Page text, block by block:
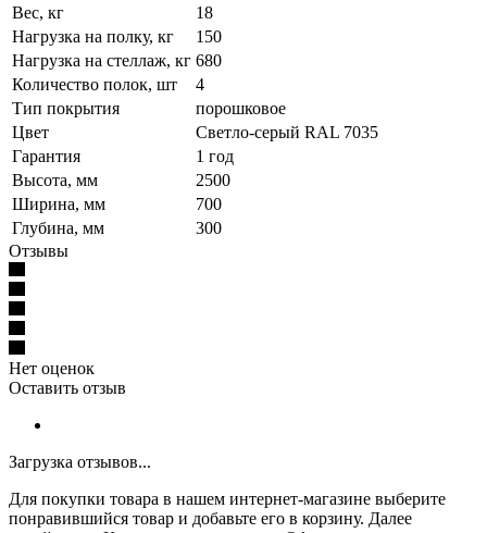
Вес, кг
18
Нагрузка на полку, кг
150
Нагрузка на стеллаж, кг 680
Количество полок, шт
4
Тип покрытия
порошковое
Цвет
Светло-серый RAL 7035
Гарантия
1 год
Высота, мм
2500
Ширина, мм
700
Глубина, мм
300
Отзывы
Нет оценок
Оставить отзыв
Загрузка отзывов...
Для покупки товара в нашем интернет-магазине выберите
понравившийся товар и добавьте его в корзину. Далее